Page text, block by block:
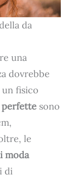
da
una
dovrebbe
un fisico
perfette sono
le
moda
di